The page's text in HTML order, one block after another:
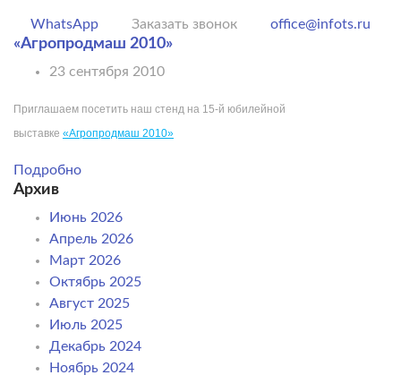
WhatsApp Заказать звонок office@infots.ru
«Агропродмаш 2010»
23 сентября 2010
Приглашаем посетить наш стенд на 15-й юбилейной
выставке «Агропродмаш 2010»
Подробно
Архив
Июнь 2026
Апрель 2026
Март 2026
Октябрь 2025
Август 2025
Июль 2025
Декабрь 2024
Ноябрь 2024